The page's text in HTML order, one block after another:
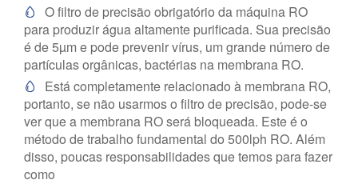

O filtro de precisão obrigatório da máquina RO
para produzir água altamente purificada. Sua precisão
é de 5µm e pode prevenir vírus, um grande número de
partículas orgânicas, bactérias na membrana RO.

Está completamente relacionado à membrana RO,
portanto, se não usarmos o filtro de precisão, pode-se
ver que a membrana RO será bloqueada. Este é o
método de trabalho fundamental do 500lph RO. Além
disso, poucas responsabilidades que temos para fazer
como